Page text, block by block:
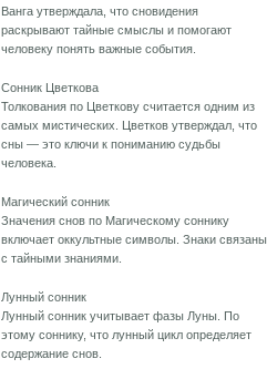
Ванга утверждала, что сновидения
раскрывают тайные смыслы и помогают
человеку понять важные события.
Сонник Цветкова
Толкования по Цветкову считается одним из
самых мистических. Цветков утверждал, что
сны — это ключи к пониманию судьбы
человека.
Магический сонник
Значения снов по Магическому соннику
включает оккультные символы. Знаки связаны
с тайными знаниями.
Лунный сонник
Лунный сонник учитывает фазы Луны. По
этому соннику, что лунный цикл определяет
содержание снов.